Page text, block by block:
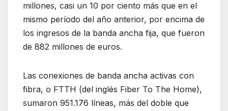
millones, casi un 10 por ciento más que en el
mismo período del año anterior, por encima de
los ingresos de la banda ancha fija, que fueron
de 882 millones de euros.
Las conexiones de banda ancha activas con
fibra, o FTTH (del inglés Fiber To The Home),
sumaron 951.176 líneas, más del doble que